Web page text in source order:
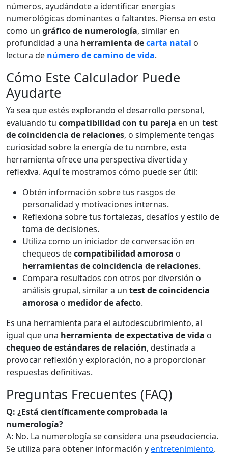
números, ayudándote a identificar energías
numerológicas dominantes o faltantes. Piensa en esto
como un gráfico de numerología, similar en
profundidad a una herramienta decarta natal o
lectura de número de camino de vida.
Cómo Este Calculador Puede
Ayudarte
Ya sea que estés explorando el desarrollo personal,
evaluando tu compatibilidad con tu pareja en un test
de coincidencia de relaciones, o simplemente tengas
curiosidad sobre la energía de tu nombre, esta
herramienta ofrece una perspectiva divertida y
reflexiva. Aquí te mostramos cómo puede ser útil:
Obtén información sobre tus rasgos de
personalidad y motivaciones internas.
Reflexiona sobre tus fortalezas, desafíos y estilo de
toma de decisiones.
Utiliza como un iniciador de conversación en
chequeos decompatibilidad amorosa o
herramientas de coincidencia de relaciones.
Compara resultados con otros por diversión o
análisis grupal, similar a un test de coincidencia
amorosa o medidor de afecto.
Es una herramienta para el autodescubrimiento, al
igual que una herramienta de expectativa de vida o
chequeo de estándares de relación, destinada a
provocar reflexión y exploración, no a proporcionar
respuestas definitivas.
Preguntas Frecuentes (FAQ)
Q: ¿Está científicamente comprobada la
numerología?
A: No. La numerología se considera una pseudociencia.
Se utiliza para obtener información yentretenimiento.